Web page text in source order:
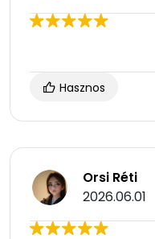
Hasznos
Orsi Réti
2026.06.01